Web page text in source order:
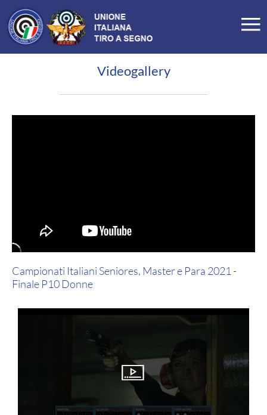
Carte Federali
Manifesto
Commissioni
SEZIONI TSN
Ricerca Sezioni
Affiliazioni Registro CONI
Videogallery
Campionati Italiani Seniores, Master e Para 2021 -
Finale P10 Donne